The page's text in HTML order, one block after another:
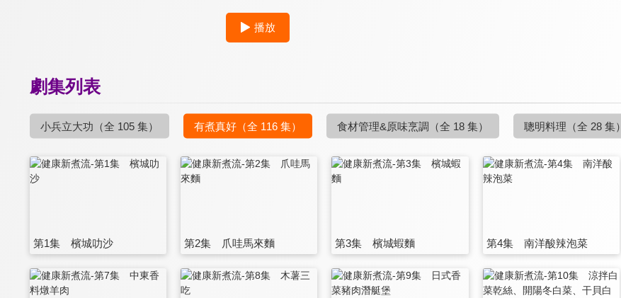
播放
劇集列表
小兵立大功 （全 105 集） 有煮真好 （全 116 集） 食材管理&原味烹調 （全 18 集） 聰明料理 （全 28 集）
第1集 檳城叻沙 第2集 爪哇馬來麵 第3集 檳城蝦麵 第4集 南洋酸辣泡菜